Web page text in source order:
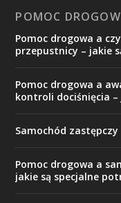
POMOC
Pomoc drogowa a
przepustnicy – jakie
Pomoc drogowa a
kontroli dociśnięcia –
Samochód
Pomoc drogowa a
jakie są specjalne